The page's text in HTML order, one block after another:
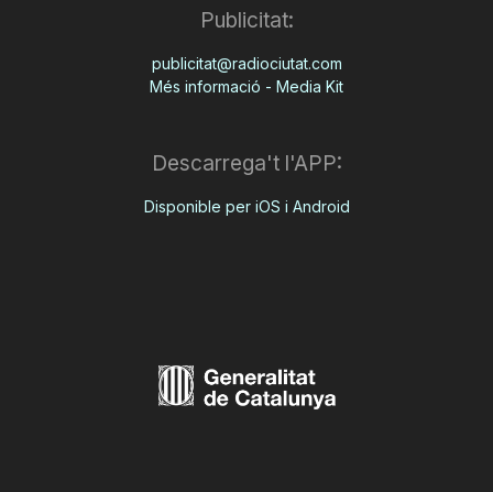
Publicitat:
publicitat@radiociutat.com
Més informació - Media Kit
Descarrega't l'APP:
Disponible per iOS i Android